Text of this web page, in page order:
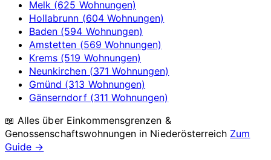
Melk (625 Wohnungen)
Hollabrunn (604 Wohnungen)
Baden (594 Wohnungen)
Amstetten (569 Wohnungen)
Krems (519 Wohnungen)
Neunkirchen (371 Wohnungen)
Gmünd (313 Wohnungen)
Gänserndorf (311 Wohnungen)
📖 Alles über Einkommensgrenzen &
Genossenschaftswohnungen in Niederösterreich Zum
Guide →